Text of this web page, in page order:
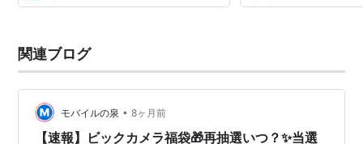
関連ブログ
モバイルの泉 • 8ヶ月前
【速報】ビックカメラ福袋🎁再抽選いつ？✨当選